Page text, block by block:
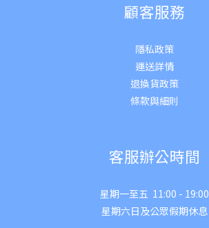
顧客服務
隱私政策
運送詳情
退換貨政策
條款與細則
客服辦公時間
星期一至五 11:00 - 19:00
星期六日及公眾假期休息